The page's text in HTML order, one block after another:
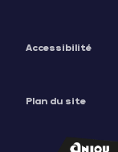
Accessibilité
Plan du site